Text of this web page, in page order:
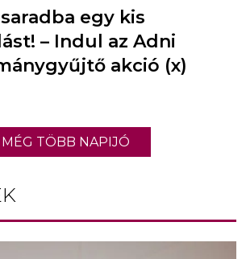
egy kis
– Indul az Adni
akció (x)
MÉG TÖBB NAPIJÓ